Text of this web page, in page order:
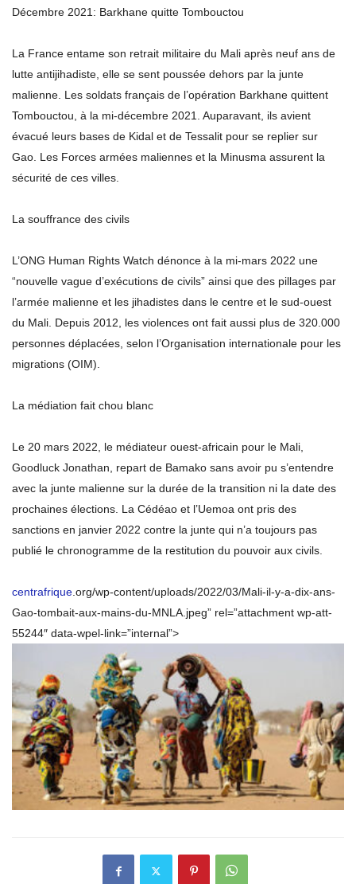
Décembre 2021: Barkhane quitte Tombouctou
La France entame son retrait militaire du Mali après neuf ans de
lutte antijihadiste, elle se sent poussée dehors par la junte
malienne. Les soldats français de l’opération Barkhane quittent
Tombouctou, à la mi-décembre 2021. Auparavant, ils avient
évacué leurs bases de Kidal et de Tessalit pour se replier sur
Gao. Les Forces armées maliennes et la Minusma assurent la
sécurité de ces villes.
La souffrance des civils
L’ONG Human Rights Watch dénonce à la mi-mars 2022 une
“nouvelle vague d’exécutions de civils” ainsi que des pillages par
l’armée malienne et les jihadistes dans le centre et le sud-ouest
du Mali. Depuis 2012, les violences ont fait aussi plus de 320.000
personnes déplacées, selon l’Organisation internationale pour les
migrations (OIM).
La médiation fait chou blanc
Le 20 mars 2022, le médiateur ouest-africain pour le Mali,
Goodluck Jonathan, repart de Bamako sans avoir pu s’entendre
avec la junte malienne sur la durée de la transition ni la date des
prochaines élections. La Cédéao et l’Uemoa ont pris des
sanctions en janvier 2022 contre la junte qui n’a toujours pas
publié le chronogramme de la restitution du pouvoir aux civils.
centrafrique.org/wp-content/uploads/2022/03/Mali-il-y-a-dix-ans-
Gao-tombait-aux-mains-du-MNLA.jpeg” rel=”attachment wp-att-
55244″ data-wpel-link=”internal”>